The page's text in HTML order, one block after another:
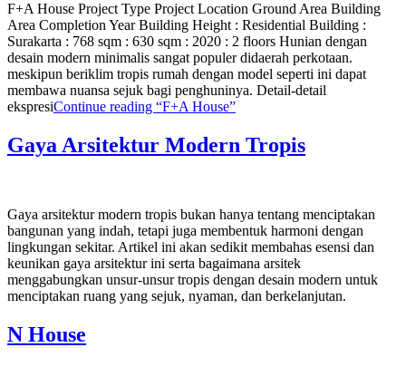
F+A House Project Type Project Location Ground Area Building
Area Completion Year Building Height : Residential Building :
Surakarta : 768 sqm : 630 sqm : 2020 : 2 floors Hunian dengan
desain modern minimalis sangat populer didaerah perkotaan.
meskipun beriklim tropis rumah dengan model seperti ini dapat
membawa nuansa sejuk bagi penghuninya. Detail-detail
ekspresiContinue reading “F+A House”
Gaya Arsitektur Modern Tropis
Gaya arsitektur modern tropis bukan hanya tentang menciptakan
bangunan yang indah, tetapi juga membentuk harmoni dengan
lingkungan sekitar. Artikel ini akan sedikit membahas esensi dan
keunikan gaya arsitektur ini serta bagaimana arsitek
menggabungkan unsur-unsur tropis dengan desain modern untuk
menciptakan ruang yang sejuk, nyaman, dan berkelanjutan.
N House